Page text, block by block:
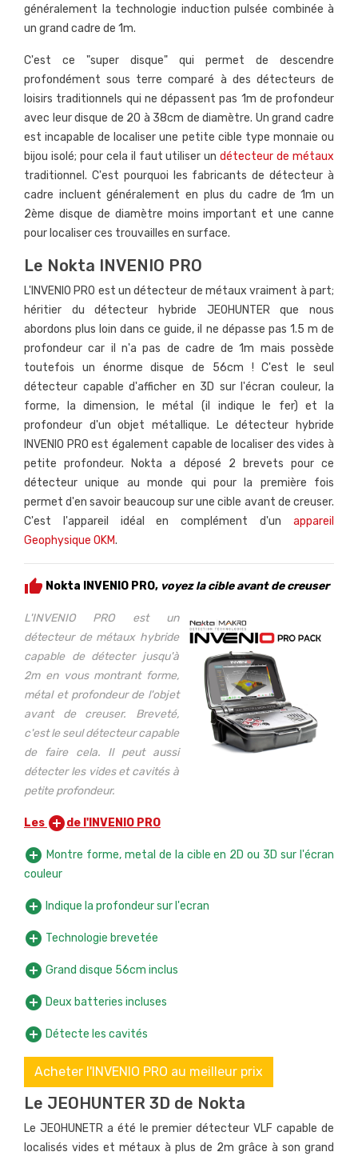
généralement la technologie induction pulsée combinée à
un grand cadre de 1m.
C'est ce "super disque" qui permet de descendre
profondément sous terre comparé à des détecteurs de
loisirs traditionnels qui ne dépassent pas 1m de profondeur
avec leur disque de 20 à 38cm de diamètre. Un grand cadre
est incapable de localiser une petite cible type monnaie ou
bijou isolé; pour cela il faut utiliser undétecteur de métaux
traditionnel. C'est pourquoi les fabricants de détecteur à
cadre incluent généralement en plus du cadre de 1m un
2ème disque de diamètre moins important et une canne
pour localiser ces trouvailles en surface.
Le Nokta INVENIO PRO
L'INVENIO PRO est un détecteur de métaux vraiment à part;
héritier du détecteur hybride JEOHUNTER que nous
abordons plus loin dans ce guide, il ne dépasse pas 1.5 m de
profondeur car il n'a pas de cadre de 1m mais possède
toutefois un énorme disque de 56cm ! C'est le seul
détecteur capable d'afficher en 3D sur l'écran couleur, la
forme, la dimension, le métal (il indique le fer) et la
profondeur d'un objet métallique. Le détecteur hybride
INVENIO PRO est également capable de localiser des vides à
petite profondeur. Nokta a déposé 2 brevets pour ce
détecteur unique au monde qui pour la première fois
permet d'en savoir beaucoup sur une cible avant de creuser.
C'est l'appareil idéal en complément d'un appareil
Geophysique OKM.
thumb_up Nokta INVENIO PRO, voyez la cible avant de creuser
L'INVENIO PRO est un
détecteur de métaux hybride
capable de détecter jusqu'à
2m en vous montrant forme,
métal et profondeur de l'objet
avant de creuser. Breveté,
c'est le seul détecteur capable
de faire cela. Il peut aussi
détecter les vides et cavités à
petite profondeur.
Les add_circlede l'INVENIO PRO
add_circle Montre forme, metal de la cible en 2D ou 3D sur l'écran
couleur
add_circle Indique la profondeur sur l'ecran
add_circle Technologie brevetée
add_circle Grand disque 56cm inclus
add_circle Deux batteries incluses
add_circle Détecte les cavités
Acheter l'INVENIO PRO au meilleur prix
Le JEOHUNTER 3D de Nokta
Le JEOHUNETR a été le premier détecteur VLF capable de
localisés vides et métaux à plus de 2m grâce à son grand